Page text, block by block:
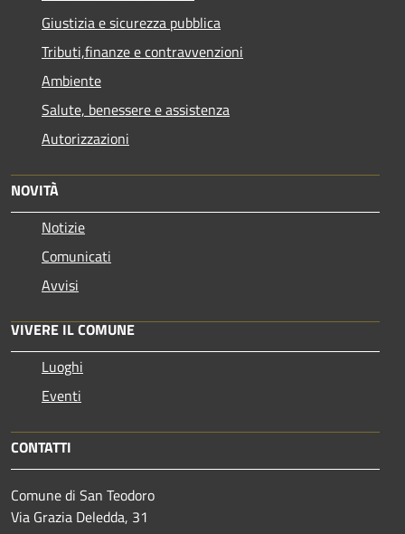
Giustizia e sicurezza pubblica
Tributi,finanze e contravvenzioni
Ambiente
Salute, benessere e assistenza
Autorizzazioni
NOVITÀ
Notizie
Comunicati
Avvisi
VIVERE IL COMUNE
Luoghi
Eventi
CONTATTI
Comune di San Teodoro
Via Grazia Deledda, 31